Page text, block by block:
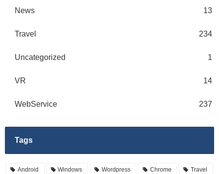
News 13
Travel 234
Uncategorized 1
VR 14
WebService 237
Tags
Android Windows Wordpress Chrome Travel